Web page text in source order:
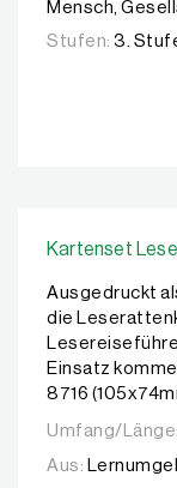
Mensch,
Stufen: 3.
Kartenset
Ausgedruckt
die
Einsatz
8716
Umfang/Länge:
Aus: